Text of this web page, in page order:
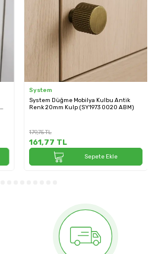
System
System Düğme Mobilya Kulbu Antik
Renk 20mm Kulp (SY1973 0020 ABM)
179,75TL
161,77 TL
Sepete Ekle